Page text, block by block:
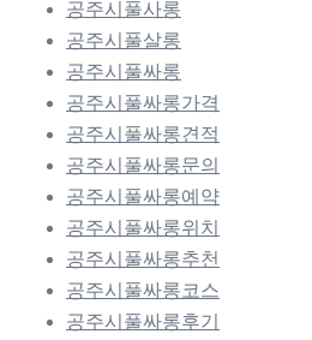
공주시풀사롱
공주시풀살롱
공주시풀싸롱
공주시풀싸롱가격
공주시풀싸롱견적
공주시풀싸롱문의
공주시풀싸롱예약
공주시풀싸롱위치
공주시풀싸롱추천
공주시풀싸롱코스
공주시풀싸롱후기